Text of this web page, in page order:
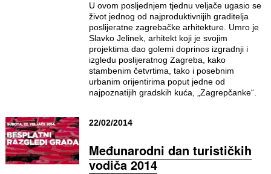
U ovom posljednjem tjednu veljače ugasio se
život jednog od najproduktivnijih graditelja
poslijeratne zagrebačke arhitekture. Umro je
Slavko Jelinek, arhitekt koji je svojim
projektima dao golemi doprinos izgradnji i
izgledu poslijeratnog Zagreba, kako
stambenim četvrtima, tako i posebnim
urbanim orijentirima poput jedne od
najpoznatijih gradskih kuća, „Zagrepčanke“.
22/02/2014
Međunarodni dan turističkih
vodiča 2014